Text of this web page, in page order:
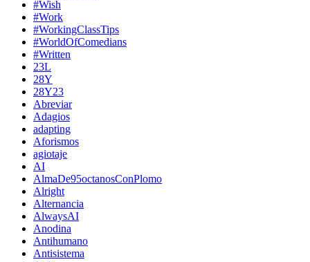
#Wish
#Work
#WorkingClassTips
#WorldOfComedians
#Written
23L
28Y
28Y23
Abreviar
Adagios
adapting
Aforismos
agiotaje
AI
AlmaDe95octanosConPlomo
Alright
Alternancia
AlwaysAI
Anodina
Antihumano
Antisistema